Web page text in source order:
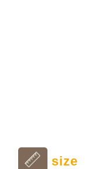
size